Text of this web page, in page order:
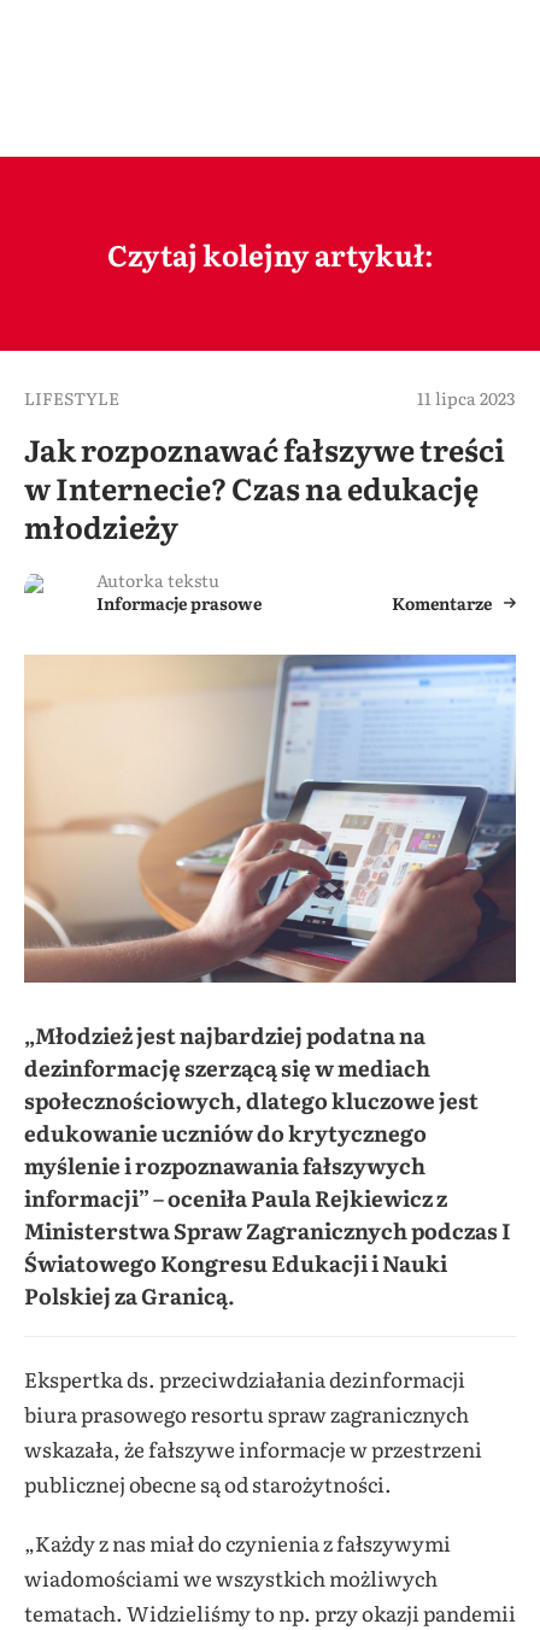
Czytaj kolejny artykuł:
LIFESTYLE 11 lipca 2023
Jak rozpoznawać fałszywe treści
w Internecie? Czas na edukację
młodzieży
Autorka tekstu
Informacje prasowe
Komentarze
„Młodzież jest najbardziej podatna na
dezinformację szerzącą się w mediach
społecznościowych, dlatego kluczowe jest
edukowanie uczniów do krytycznego
myślenie i rozpoznawania fałszywych
informacji” – oceniła Paula Rejkiewicz z
Ministerstwa Spraw Zagranicznych podczas I
Światowego Kongresu Edukacji i Nauki
Polskiej za Granicą.
Ekspertka ds. przeciwdziałania dezinformacji
biura prasowego resortu spraw zagranicznych
wskazała, że fałszywe informacje w przestrzeni
publicznej obecne są od starożytności.
„Każdy z nas miał do czynienia z fałszywymi
wiadomościami we wszystkich możliwych
tematach. Widzieliśmy to np. przy okazji pandemii